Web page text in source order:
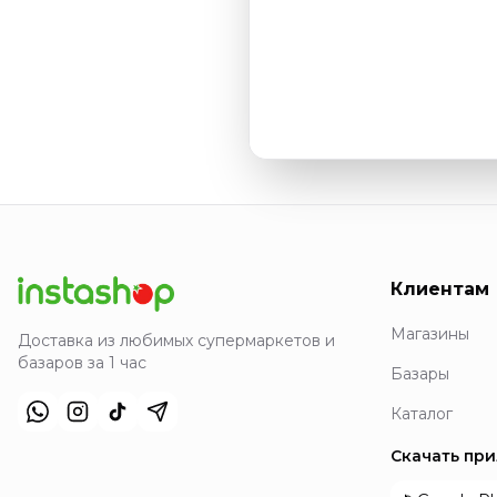
Доставка из любимых супермаркетов и
базаров за 1 час
Клиентам
Магазины
Базары
Каталог
Скачать